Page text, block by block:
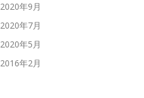
2020年9月
2020年7月
2020年5月
2016年2月